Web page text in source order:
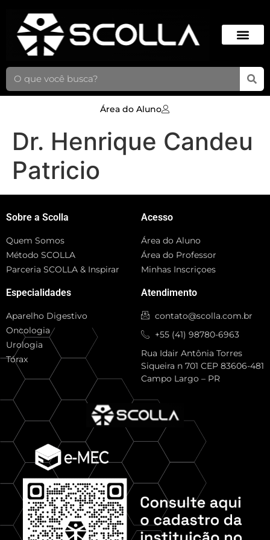
Área do Aluno
Dr. Henrique Candeu
Patricio
Sobre a Scolla
Quem Somos
Método SCOLLA
Parceria SCOLLA & Inspirar
Especialidades
Aparelho Digestivo
Oncologia
Urologia
Tórax
Acesso
Área do Aluno
Área do Professor
Minhas Inscriçoes
Atendimento
contato@scolla.com.br
+55 (41) 98780-6963
Rua Idair Antônia Torres
Siqueira n 701 CEP 83606-481
Campo Largo – PR